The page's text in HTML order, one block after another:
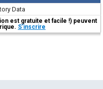
Data
est gratuite et facile !) peuvent
S'inscrire